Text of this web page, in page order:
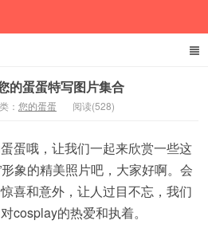
的蛋蛋特写图片集合
： 您的蛋蛋 阅读(528)
蛋哦，让我们一起来欣赏一些这
象的精美照片吧，大家好啊。会
喜和意外，让人过目不忘，我们
cosplay的热爱和执着。